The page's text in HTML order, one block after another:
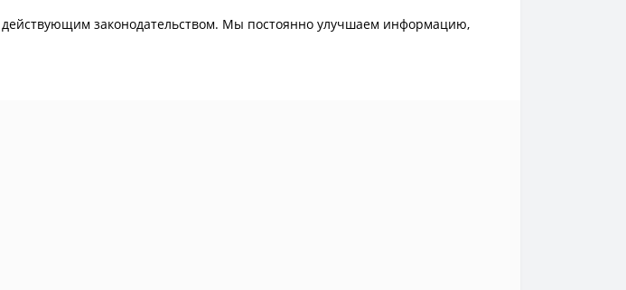
законодательством. Мы постоянно улучшаем информацию,